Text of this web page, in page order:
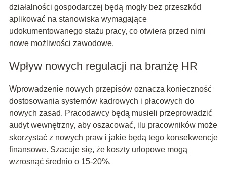
działalności gospodarczej będą mogły bez przeszkód
aplikować na stanowiska wymagające
udokumentowanego stażu pracy, co otwiera przed nimi
nowe możliwości zawodowe.
Wpływ nowych regulacji na branżę HR
Wprowadzenie nowych przepisów oznacza konieczność
dostosowania systemów kadrowych i płacowych do
nowych zasad. Pracodawcy będą musieli przeprowadzić
audyt wewnętrzny, aby oszacować, ilu pracowników może
skorzystać z nowych praw i jakie będą tego konsekwencje
finansowe. Szacuje się, że koszty urlopowe mogą
wzrosnąć średnio o 15-20%.